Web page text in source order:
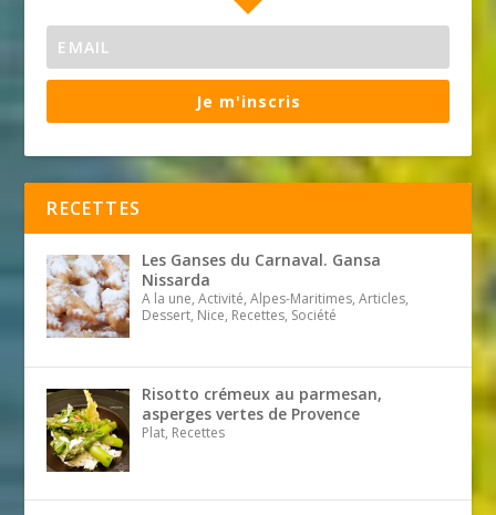
Je m'inscris
RECETTES
Les Ganses du Carnaval. Gansa
Nissarda
A la une, Activité, Alpes-Maritimes, Articles,
Dessert, Nice, Recettes, Société
Risotto crémeux au parmesan,
asperges vertes de Provence
Plat, Recettes